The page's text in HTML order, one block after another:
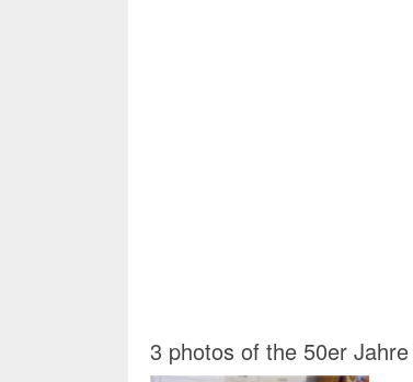
3 photos of the 50er